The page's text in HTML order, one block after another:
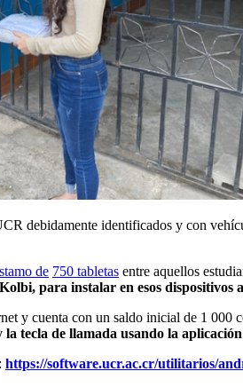
debidamente identificados y con
de 750 tabletas entre aquellos
para instalar en esos dispositivos
y cuenta con un saldo inicial de 1 000
tecla de llamada usando la
https://software.ucr.ac.cr/utilitarios/